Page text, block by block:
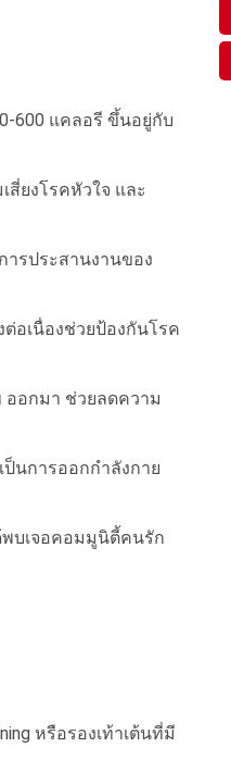
600 แคลอรี ขึ้นอยู่กับ
สี่ยงโรคหัวใจ และ
รประสานงานของ
อเนื่องช่วยป้องกันโรค
ออกมา ช่วยลดความ
นการออกกำลังกาย
พบเจอคอมมูนิตี้คนรัก
หรือรองเท้าเต้นที่มี